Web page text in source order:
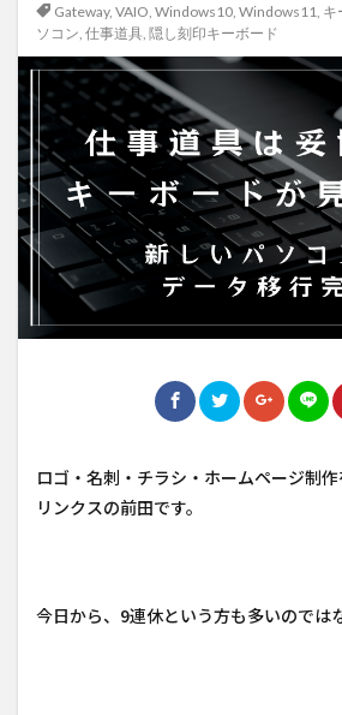
Gateway, VAIO, Windows10, Windows11, キ
ソコン, 仕事道具, 隠し刻印キーボード
ロゴ・名刺・チラシ・ホームページ制
リンクスの前田です。
今日から、9連休という方も多いのでは